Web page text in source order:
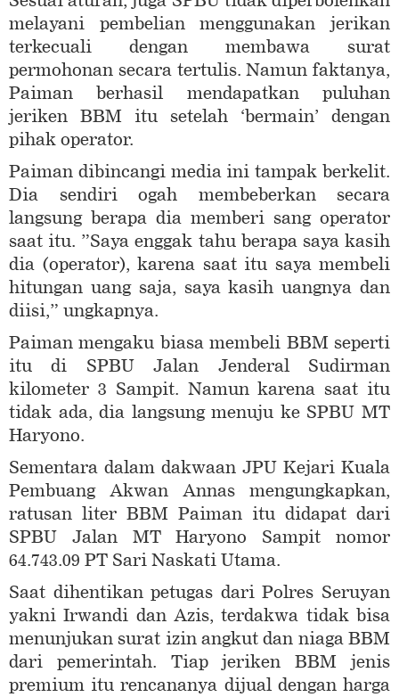
melayani pembelian menggunakan jerikan
terkecuali dengan membawa surat
permohonan secara tertulis. Namun faktanya,
Paiman berhasil mendapatkan puluhan
jeriken BBM itu setelah ‘bermain’ dengan
pihak operator.
Paiman dibincangi media ini tampak berkelit.
Dia sendiri ogah membeberkan secara
langsung berapa dia memberi sang operator
saat itu. ”Saya enggak tahu berapa saya kasih
dia (operator), karena saat itu saya membeli
hitungan uang saja, saya kasih uangnya dan
diisi,” ungkapnya.
Paiman mengaku biasa membeli BBM seperti
itu di SPBU Jalan Jenderal Sudirman
kilometer 3 Sampit. Namun karena saat itu
tidak ada, dia langsung menuju ke SPBU MT
Haryono.
Sementara dalam dakwaan JPU Kejari Kuala
Pembuang Akwan Annas mengungkapkan,
ratusan liter BBM Paiman itu didapat dari
SPBU Jalan MT Haryono Sampit nomor
64.743.09 PT Sari Naskati Utama.
Saat dihentikan petugas dari Polres Seruyan
yakni Irwandi dan Azis, terdakwa tidak bisa
menunjukan surat izin angkut dan niaga BBM
dari pemerintah. Tiap jeriken BBM jenis
premium itu rencananya dijual dengan harga